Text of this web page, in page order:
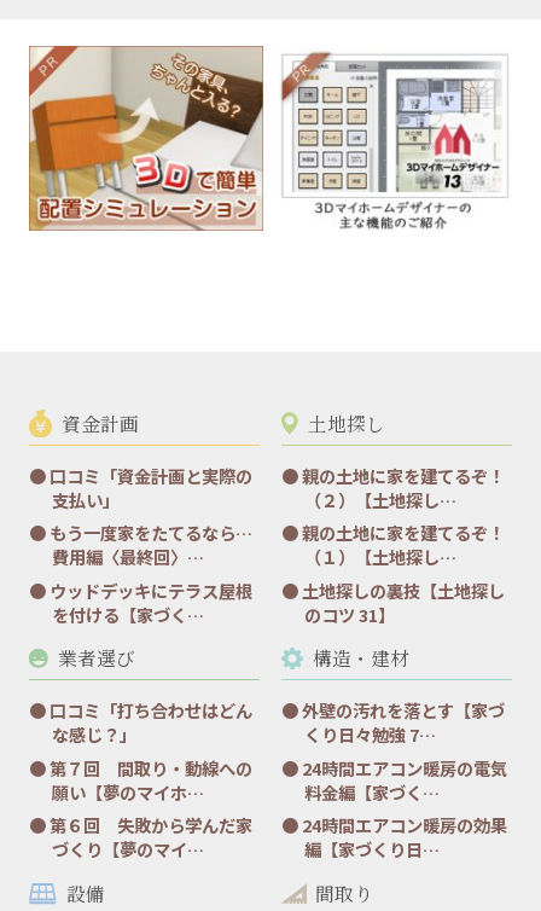
資金計画
口コミ「資金計画と実際の
支払い」
もう一度家をたてるなら…
費用編〈最終回〉…
ウッドデッキにテラス屋根
を付ける【家づく…
土地探し
親の土地に家を建てるぞ！
（２）【土地探し…
親の土地に家を建てるぞ！
（１）【土地探し…
土地探しの裏技【土地探し
のコツ 31】
業者選び
口コミ「打ち合わせはどん
な感じ？」
第７回 間取り・動線への
願い【夢のマイホ…
第６回 失敗から学んだ家
づくり【夢のマイ…
構造・建材
外壁の汚れを落とす【家づ
くり日々勉強 7…
24時間エアコン暖房の電気
料金編【家づく…
24時間エアコン暖房の効果
編【家づくり日…
設備 間取り